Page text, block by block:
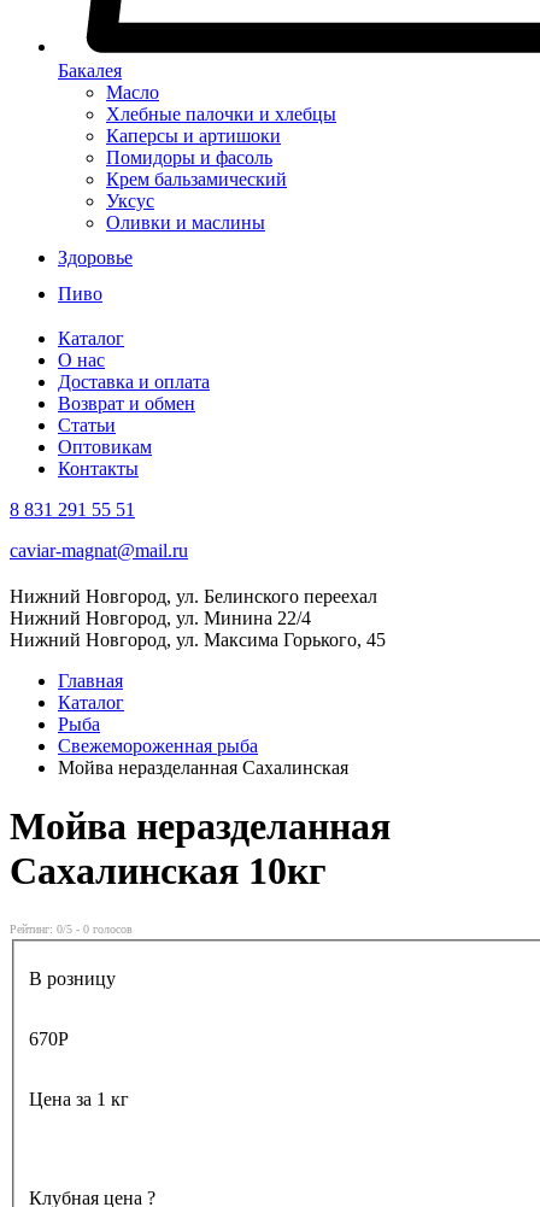
Бакалея
Масло
Хлебные палочки и хлебцы
Каперсы и артишоки
Помидоры и фасоль
Крем бальзамический
Уксус
Оливки и маслины
Здоровье
Пиво
Каталог
О нас
Доставка и оплата
Возврат и обмен
Статьи
Оптовикам
Контакты
8 831 291 55 51
caviar-magnat@mail.ru
Нижний Новгород, ул. Белинского переехал
Нижний Новгород, ул. Минина 22/4
Нижний Новгород, ул. Максима Горького, 45
Главная
Каталог
Рыба
Свежемороженная рыба
Мойва неразделанная Сахалинская
Мойва неразделанная
Сахалинская 10кг
Рейтинг: 0/5 - 0 голосов
В розницу
670Р
Цена за 1 кг
Клубная цена ?